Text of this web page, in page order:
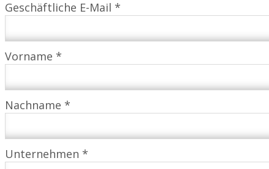
Geschäftliche E-Mail *
Vorname *
Nachname *
Unternehmen *